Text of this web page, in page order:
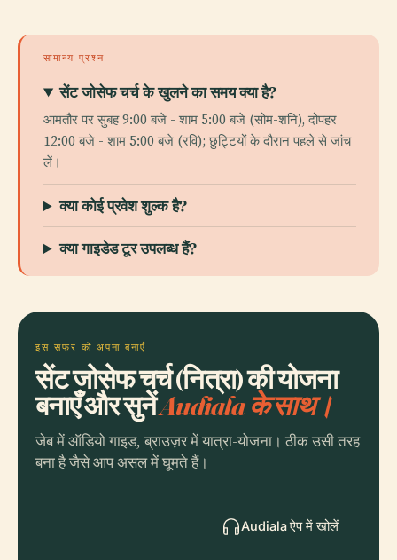
सामान्य प्रश्न
सेंट जोसेफ चर्च के खुलने का समय क्या है?
आमतौर पर सुबह 9:00 बजे - शाम 5:00 बजे (सोम-शनि), दोपहर
12:00 बजे - शाम 5:00 बजे (रवि); छुट्टियों के दौरान पहले से जांच
लें।
क्या कोई प्रवेश शुल्क है?
क्या गाइडेड टूर उपलब्ध हैं?
इस सफर को अपना बनाएँ
सेंट जोसेफ चर्च (नित्रा) की योजना
बनाएँ और सुनेंAudiala के साथ।
जेब में ऑडियो गाइड, ब्राउज़र में यात्रा-योजना। ठीक उसी तरह
बना है जैसे आप असल में घूमते हैं।
Audiala ऐप में खोलें